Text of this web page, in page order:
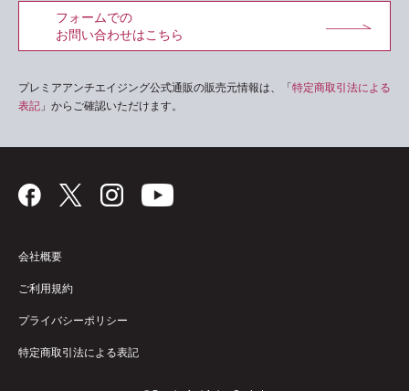
フォームでの
お問い合わせはこちら
プレミアアンチエイジング公式通販の販売元情報は、「 特定商取引法による
表記 」からご確認いただけます。
会社概要
ご利用規約
プライバシーポリシー
特定商取引法による表記